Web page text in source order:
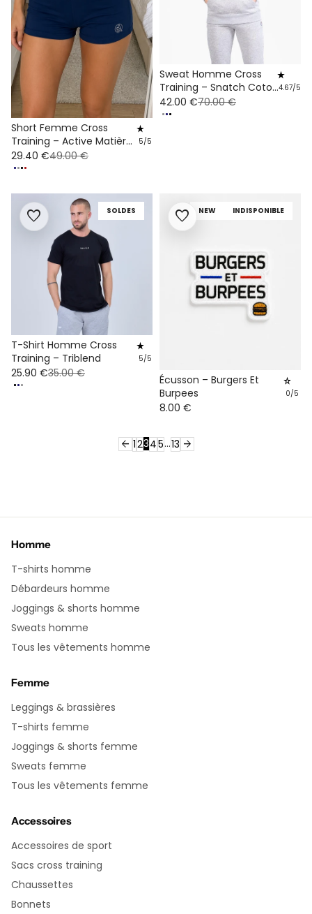
Short Femme Cross
Training – Active Matières
Recyclées
star_rate
5/5
29.40 €49.00 €
Sweat Homme Cross
Training – Snatch Coton
Bio
star_rate
4.67/5
42.00 €70.00 €
SOLDES
favorite
T-Shirt Homme Cross
Training – Triblend
star_rate
5/5
25.90 €35.00 €
NEW INDISPONIBLE
favorite
Écusson – Burgers Et
Burpees
star_rate
0/5
8.00 €
arrow_back 12345…13 arrow_forward
Homme
T-shirts homme
Débardeurs homme
Joggings & shorts homme
Sweats homme
Tous les vêtements homme
Femme
Leggings & brassières
T-shirts femme
Joggings & shorts femme
Sweats femme
Tous les vêtements femme
Accessoires
Accessoires de sport
Sacs cross training
Chaussettes
Bonnets